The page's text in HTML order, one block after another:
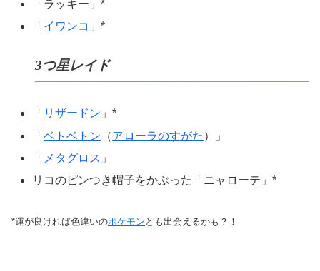
「ラッキー」*
「 イワンコ 」*
3つ星レイド
「 リザードン 」*
「ベトベトン （アローラのすがた ）」
「 メタグロス 」
リコのピンつき帽子をかぶった「ニャローテ」*
*運が良ければ色違いのポケモン とも出会えるかも？！